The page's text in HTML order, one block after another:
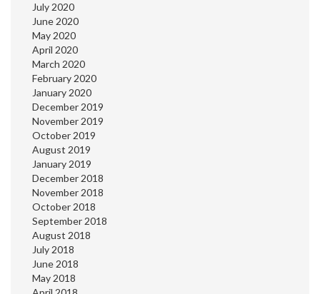
July 2020
June 2020
May 2020
April 2020
March 2020
February 2020
January 2020
December 2019
November 2019
October 2019
August 2019
January 2019
December 2018
November 2018
October 2018
September 2018
August 2018
July 2018
June 2018
May 2018